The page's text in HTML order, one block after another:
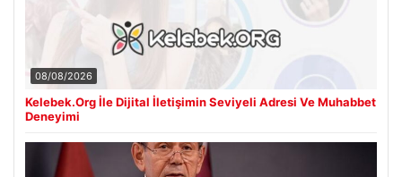
08/08/2026
Kelebek.Org İle Dijital İletişimin Seviyeli Adresi Ve Muhabbet
Deneyimi